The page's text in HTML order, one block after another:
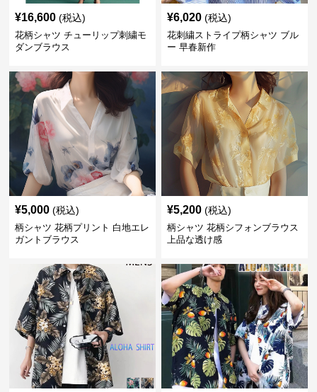
¥16,600 (税込)
花柄シャツ チューリップ刺繍モ
ダンブラウス
¥6,020 (税込)
花刺繍ストライプ柄シャツ ブル
ー 早春新作
¥5,000 (税込)
柄シャツ 花柄プリント 白地エレ
ガントブラウス
¥5,200 (税込)
柄シャツ 花柄シフォンブラウス
上品な透け感